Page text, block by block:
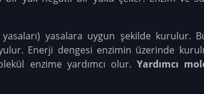
yasalara uygun şekilde kurulur.
Enerji dengesi enzimin üzerinde
enzime yardımcı olur.Yardımcı